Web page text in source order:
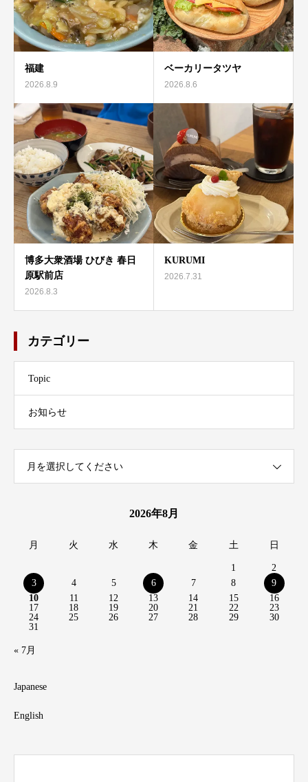
福建
2026.8.9
ベーカリータツヤ
2026.8.6
博多大衆酒場 ひびき 春日
原駅前店
2026.8.3
KURUMI
2026.7.31
カテゴリー
Topic
お知らせ
月を選択してください
2026年8月
月 火 水 木 金 土 日
1
2
3
4 5 6 7 8
9
10
11 12 13 14 15
16
17
18 19 20 21 22
23
24
25 26 27 28 29
30
31
« 7月
Japanese
English